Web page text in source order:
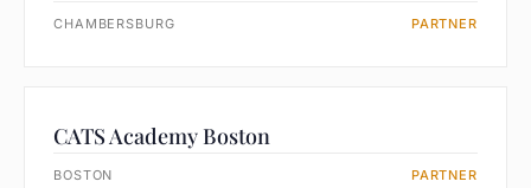
CHAMBERSBURG PARTNER
CATS Academy Boston
BOSTON PARTNER